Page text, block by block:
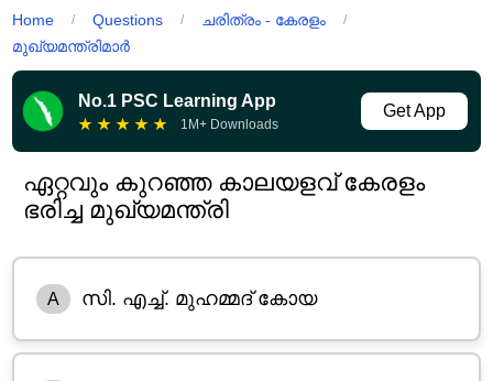
Home / Questions / ചരിത്രം - കേരളം /
മുഖ്യമന്ത്രിമാർ
No.1 PSC Learning App
★ ★ ★ ★ ★ 1M+ Downloads
Get App
ഏറ്റവും കുറഞ്ഞ കാലയളവ് കേരളം
ഭരിച്ച മുഖ്യമന്ത്രി
A സി. എച്ച്. മുഹമ്മദ് കോയ